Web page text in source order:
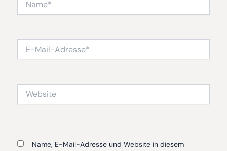
Mail-
Website
Name, E-Mail-Adresse und Website in diesem